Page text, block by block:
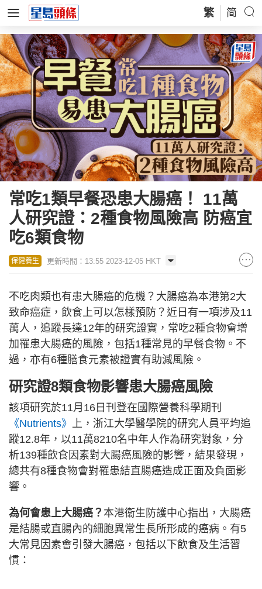
繁 简
常吃1類早餐恐患大腸癌！ 11萬
人研究證：2種食物風險高 防癌宜
吃6類食物
保健養生 更新時間：13:55 2023-12-05 HKT
不吃肉類也有患大腸癌的危機？大腸癌為本港第2大
致命癌症，飲食上可以怎樣預防？近日有一項涉及11
萬人，追蹤長達12年的研究證實，常吃2種食物會增
加罹患大腸癌的風險，包括1種常見的早餐食物。不
過，亦有6種膳食元素被證實有助減風險。
研究證8類食物影響患大腸癌風險
該項研究於11月16日刊登在國際營養科學期刊
《Nutrients》 上，浙江大學醫學院的研究人員平均追
蹤12.8年，以11萬8210名中年人作為研究對象，分
析139種飲食因素對大腸癌風險的影響，結果發現，
總共有8種食物會對罹患結直腸癌造成正面及負面影
響。
為何會患上大腸癌？ 本港衞生防護中心指出，大腸癌
是結腸或直腸內的細胞異常生長所形成的癌病。有5
大常見因素會引發大腸癌，包括以下飲食及生活習
慣：